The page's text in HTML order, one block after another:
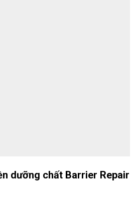
dưỡng chất Barrier Repair